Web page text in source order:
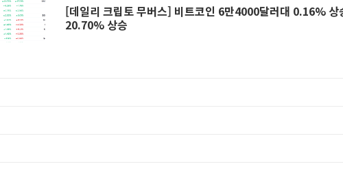
[데일리 크립토 무버스] 비트코인 6만4000달러대 0.16%
20.70% 상승